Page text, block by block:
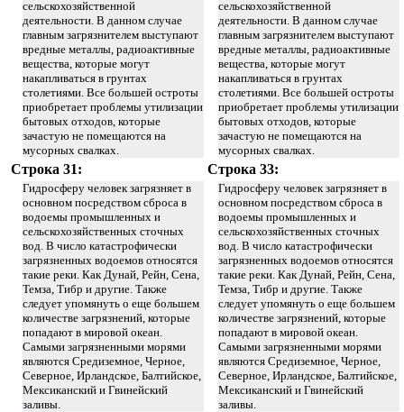
сельскохозяйственной
деятельности. В данном случае
главным загрязнителем выступают
вредные металлы, радиоактивные
вещества, которые могут
накапливаться в грунтах
столетиями. Все большей остроты
приобретает проблемы утилизации
бытовых отходов, которые
зачастую не помещаются на
мусорных свалках.
сельскохозяйственной
деятельности. В данном случае
главным загрязнителем выступают
вредные металлы, радиоактивные
вещества, которые могут
накапливаться в грунтах
столетиями. Все большей остроты
приобретает проблемы утилизации
бытовых отходов, которые
зачастую не помещаются на
мусорных свалках.
Строка 31: Строка 33:
Гидросферу человек загрязняет в
основном посредством сброса в
водоемы промышленных и
сельскохозяйственных сточных
вод. В число катастрофически
загрязненных водоемов относятся
такие реки. Как Дунай, Рейн, Сена,
Темза, Тибр и другие. Также
следует упомянуть о еще большем
количестве загрязнений, которые
попадают в мировой океан.
Самыми загрязненными морями
являются Средиземное, Черное,
Северное, Ирландское, Балтийское,
Мексиканский и Гвинейский
заливы.
Гидросферу человек загрязняет в
основном посредством сброса в
водоемы промышленных и
сельскохозяйственных сточных
вод. В число катастрофически
загрязненных водоемов относятся
такие реки. Как Дунай, Рейн, Сена,
Темза, Тибр и другие. Также
следует упомянуть о еще большем
количестве загрязнений, которые
попадают в мировой океан.
Самыми загрязненными морями
являются Средиземное, Черное,
Северное, Ирландское, Балтийское,
Мексиканский и Гвинейский
заливы.